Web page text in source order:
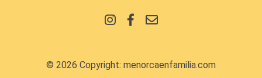
© 2026 Copyright: menorcaenfamilia.com